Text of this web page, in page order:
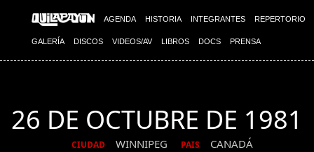
AGENDA HISTORIA INTEGRANTES REPERTORIO
GALERÍA DISCOS VIDEOS/AV LIBROS DOCS PRENSA
26 DE OCTUBRE DE 1981
CIUDAD WINNIPEG PAIS CANADÁ